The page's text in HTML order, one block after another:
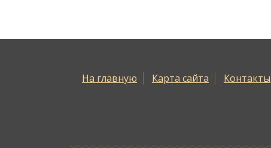
На главную Карта сайта Контакты